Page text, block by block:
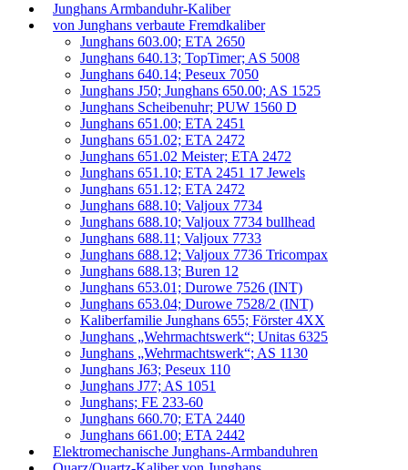
Junghans Armbanduhr-Kaliber
von Junghans verbaute Fremdkaliber
Junghans 603.00; ETA 2650
Junghans 640.13; TopTimer; AS 5008
Junghans 640.14; Peseux 7050
Junghans J50; Junghans 650.00; AS 1525
Junghans Scheibenuhr; PUW 1560 D
Junghans 651.00; ETA 2451
Junghans 651.02; ETA 2472
Junghans 651.02 Meister; ETA 2472
Junghans 651.10; ETA 2451 17 Jewels
Junghans 651.12; ETA 2472
Junghans 688.10; Valjoux 7734
Junghans 688.10; Valjoux 7734 bullhead
Junghans 688.11; Valjoux 7733
Junghans 688.12; Valjoux 7736 Tricompax
Junghans 688.13; Buren 12
Junghans 653.01; Durowe 7526 (INT)
Junghans 653.04; Durowe 7528/2 (INT)
Kaliberfamilie Junghans 655; Förster 4XX
Junghans „Wehrmachtswerk“; Unitas 6325
Junghans „Wehrmachtswerk“; AS 1130
Junghans J63; Peseux 110
Junghans J77; AS 1051
Junghans; FE 233-60
Junghans 660.70; ETA 2440
Junghans 661.00; ETA 2442
Elektromechanische Junghans-Armbanduhren